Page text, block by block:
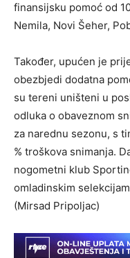
finansijsku pomoć od
Nemila, Novi Šeher,
Također, upućen je
obezbjedi dodatna
su tereni uništeni u
odluka o obaveznom
za narednu sezonu, s
% troškova snimanja.
nogometni klub
omladinskim
(Mirsad Pripoljac)